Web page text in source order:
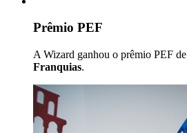
Prêmio PEF
A Wizard ganhou o prêmio PEF de
Franquias.